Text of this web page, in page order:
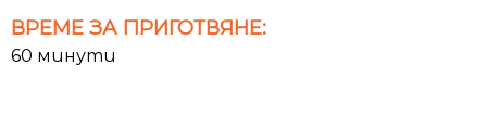
ВРЕМЕ ЗА ПРИГОТВЯНЕ:
60 минути